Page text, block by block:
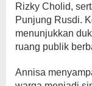
Rizky Cholid,
Punjung Rusdi.
menunjukkan
ruang publik
Annisa